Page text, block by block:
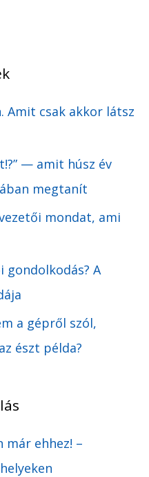
Amit csak akkor látsz
— amit húsz év
megtanít
mondat, ami
gondolkodás? A
a gépről szól,
észt példa?
már ehhez! –